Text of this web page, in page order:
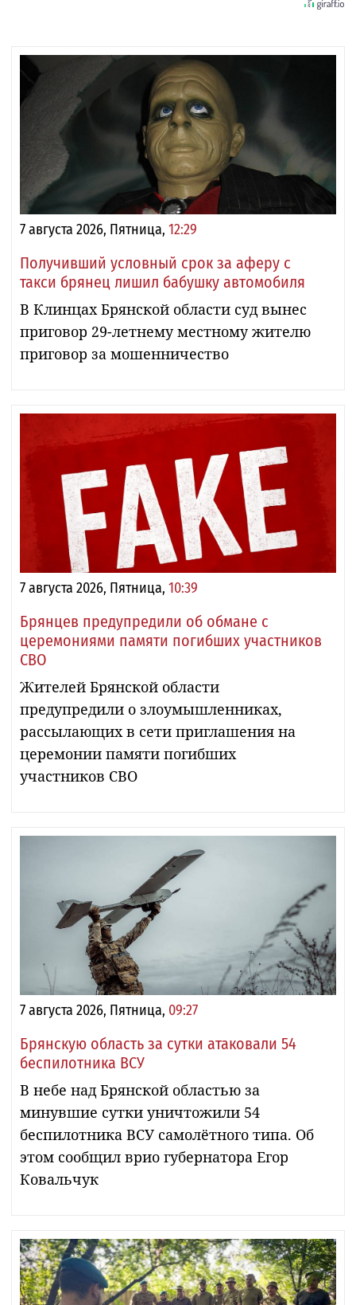
7 августа 2026, Пятница, 12:29
Получивший условный срок за аферу с
такси брянец лишил бабушку автомобиля
В Клинцах Брянской области суд вынес
приговор 29-летнему местному жителю
приговор за мошенничество
7 августа 2026, Пятница, 10:39
Брянцев предупредили об обмане с
церемониями памяти погибших участников
СВО
Жителей Брянской области
предупредили о злоумышленниках,
рассылающих в сети приглашения на
церемонии памяти погибших
участников СВО
7 августа 2026, Пятница, 09:27
Брянскую область за сутки атаковали 54
беспилотника ВСУ
В небе над Брянской областью за
минувшие сутки уничтожили 54
беспилотника ВСУ самолётного типа. Об
этом сообщил врио губернатора Егор
Ковальчук